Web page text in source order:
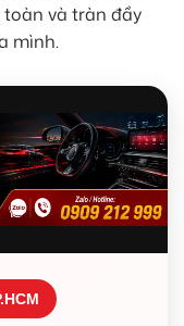
và tràn đầy
mình.